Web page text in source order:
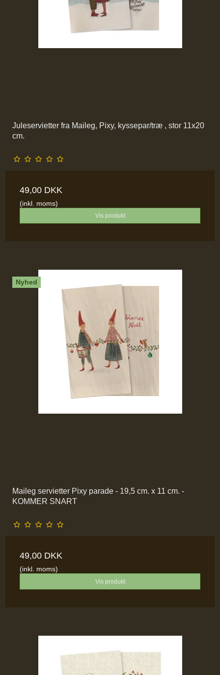
Juleservietter fra Maileg, Pixy, kyssepar/træ , stor 11x20
cm.
49,00 DKK
(inkl. moms)
Vis produkt
Nyhed
Maileg servietter Pixy parade - 19,5 cm. x 11 cm. -
KOMMER SNART
49,00 DKK
(inkl. moms)
Vis produkt